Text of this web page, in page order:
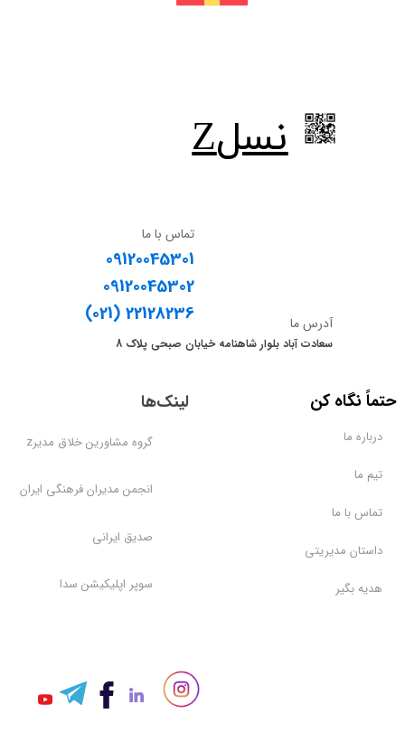
​نسلZ
تماس با ما
09120045301
09120045302
​​​​​​​(021) 22128236
آدرس ما
سعادت آباد بلوار شاهنامه خیابان صبحی پلاک 8
درباره ما
تیم ما
تماس با ما
داستان مدیریتی
هدیه بگیر
​حتماً نگاه کن لینک‌ها
گروه مشاورین خلاق مدیرz
انجمن مدیران فرهنگی ایران
صدیق ایرانی
سوپر اپلیکیشن سدا